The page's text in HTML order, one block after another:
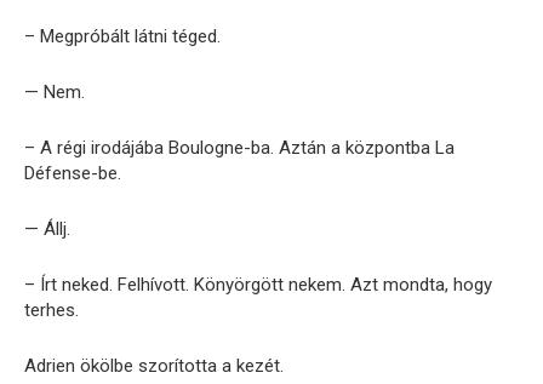
– Megpróbált látni téged.
— Nem.
– A régi irodájába Boulogne-ba. Aztán a központba La
Défense-be.
— Állj.
– Írt neked. Felhívott. Könyörgött nekem. Azt mondta, hogy
terhes.
Adrien ökölbe szorította a kezét.